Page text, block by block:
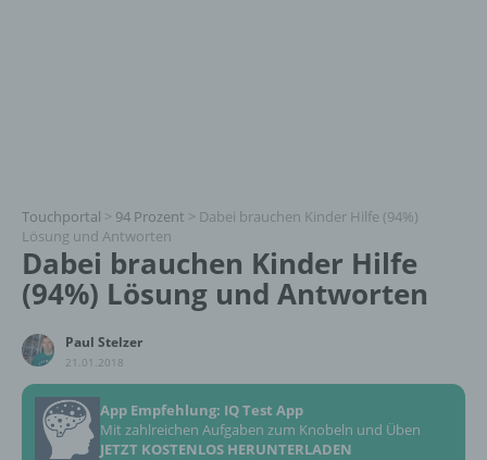
Touchportal > 94 Prozent > Dabei brauchen Kinder Hilfe (94%)
Lösung und Antworten
Dabei brauchen Kinder Hilfe
(94%) Lösung und Antworten
Paul Stelzer
21.01.2018
App Empfehlung: IQ Test App
Mit zahlreichen Aufgaben zum Knobeln und Üben
JETZT KOSTENLOS HERUNTERLADEN